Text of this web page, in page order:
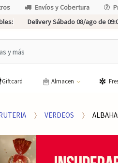
Envíos y Cobertura
Delivery Sábado 08/ago de
Giftcard Almacen
VERDEOS